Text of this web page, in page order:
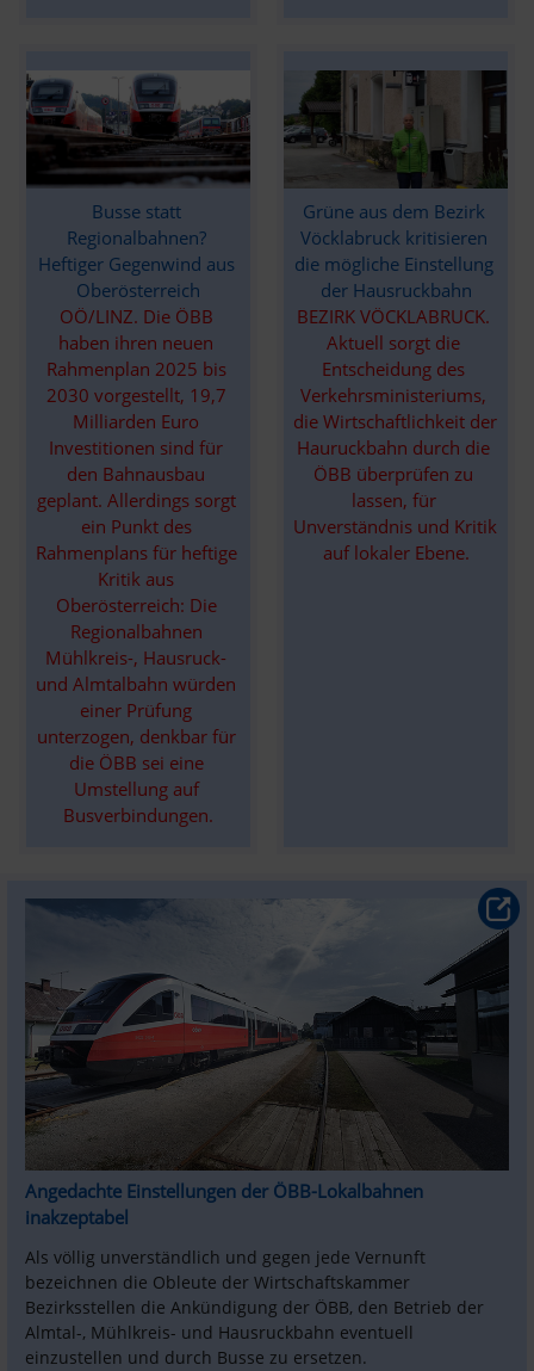
Busse statt
Regionalbahnen?
Heftiger Gegenwind aus
Oberösterreich
OÖ/LINZ. Die ÖBB
haben ihren neuen
Rahmenplan 2025 bis
2030 vorgestellt, 19,7
Milliarden Euro
Investitionen sind für
den Bahnausbau
geplant. Allerdings sorgt
ein Punkt des
Rahmenplans für heftige
Kritik aus
Oberösterreich: Die
Regionalbahnen
Mühlkreis-, Hausruck-
und Almtalbahn würden
einer Prüfung
unterzogen, denkbar für
die ÖBB sei eine
Umstellung auf
Busverbindungen.
Grüne aus dem Bezirk
Vöcklabruck kritisieren
die mögliche Einstellung
der Hausruckbahn
BEZIRK VÖCKLABRUCK.
Aktuell sorgt die
Entscheidung des
Verkehrsministeriums,
die Wirtschaftlichkeit der
Hauruckbahn durch die
ÖBB überprüfen zu
lassen, für
Unverständnis und Kritik
auf lokaler Ebene.
Angedachte Einstellungen der ÖBB-Lokalbahnen
inakzeptabel
Als völlig unverständlich und gegen jede Vernunft
bezeichnen die Obleute der Wirtschaftskammer
Bezirksstellen die Ankündigung der ÖBB, den Betrieb der
Almtal-, Mühlkreis- und Hausruckbahn eventuell
einzustellen und durch Busse zu ersetzen.